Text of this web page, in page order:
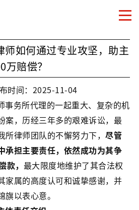
师如何通过专业攻坚，助主
赔偿？
时间：2025-11-04
事务所代理的一起重大、复杂的机
案，历经三年多的艰难诉讼，最
律师团队的不懈努力下， 尽管
承担主要责任，依然成功为其争
款， 最大限度地维护了其合法权
家属的高度认可和诚挚感谢，并
以表心意。